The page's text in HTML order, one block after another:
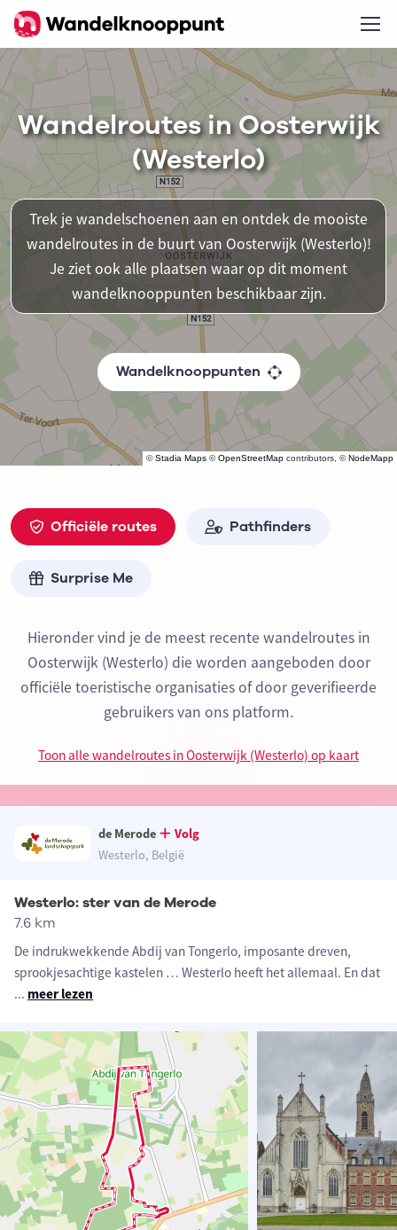
©Stadia Maps ©OpenStreetMap contributors, ©NodeMapp
Wandelroutes in Oosterwijk
(Westerlo)
Trek je wandelschoenen aan en ontdek de mooiste
wandelroutes in de buurt van Oosterwijk (Westerlo)!
Je ziet ook alle plaatsen waar op dit moment
wandelknooppunten beschikbaar zijn.
Wandelknooppunten
Officiële routes Pathfinders
Surprise Me
Hieronder vind je de meest recente wandelroutes in
Oosterwijk (Westerlo) die worden aangeboden door
officiële toeristische organisaties of door geverifieerde
gebruikers van ons platform.
Toon alle wandelroutes in Oosterwijk (Westerlo) op kaart
de Merode
Volg
Westerlo, België
Westerlo: ster van de Merode
7.6 km
De indrukwekkende Abdij van Tongerlo, imposante dreven,
sprookjesachtige kastelen … Westerlo heeft het allemaal. En dat
... meer lezen